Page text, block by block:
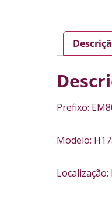
Prefixo:
Modelo: